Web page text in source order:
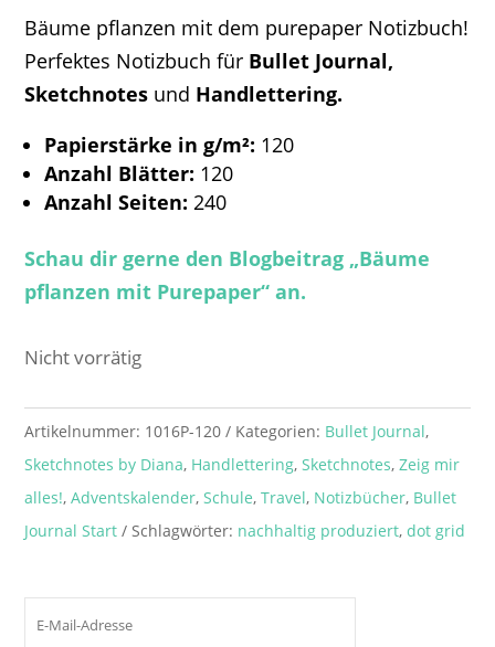
Bäume pflanzen mit dem purepaper Notizbuch!
Perfektes Notizbuch für Bullet Journal,
Sketchnotes und Handlettering.
Papierstärke in g/m²: 120
Anzahl Blätter: 120
Anzahl Seiten: 240
Schau dir gerne den Blogbeitrag „Bäume
pflanzen mit Purepaper“ an.
Nicht vorrätig
Artikelnummer: 1016P-120 Kategorien: Bullet Journal,
Sketchnotes by Diana, Handlettering,Sketchnotes,Zeig mir
alles!,Adventskalender,Schule,Travel, Notizbücher, Bullet
Journal Start
Schlagwörter: nachhaltig produziert,dot grid